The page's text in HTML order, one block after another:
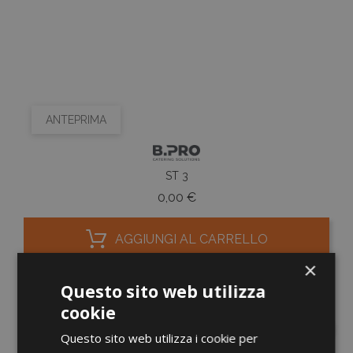
ANTEPRIMA
ST 3
0,00 €Prezzo
AGGIUNGI AL CARRELLO
×
Questo sito web utilizza
cookie
Questo sito web utilizza i cookie per